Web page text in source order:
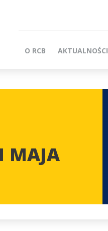
O RCB AKTUALNOŚCI
MAJA